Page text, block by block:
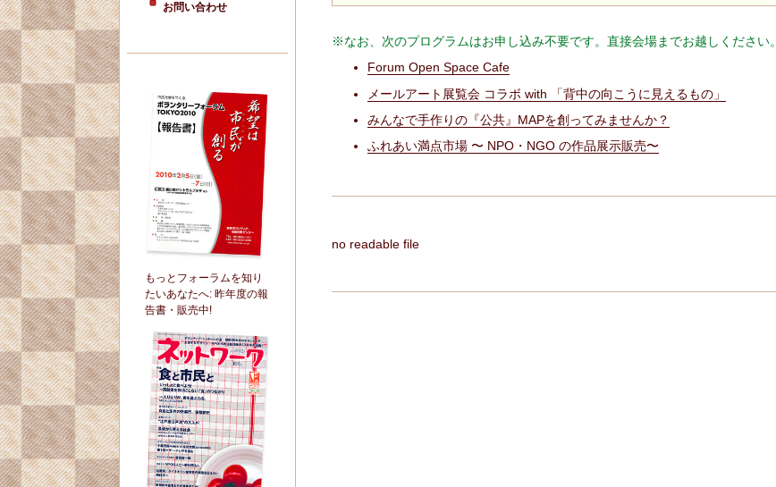
お問い合わせ
もっとフォーラムを知り
たいあなたへ: 昨年度の報
告書・販売中!
※なお、次のプログラムはお申し込み不要です。直接会場までお越しください。
Forum Open Space Cafe
メールアート展覧会 コラボ with 「背中の向こうに見えるもの」
みんなで手作りの『公共』MAPを創ってみませんか？
ふれあい満点市場 〜 NPO・NGO の作品展示販売〜
no readable file